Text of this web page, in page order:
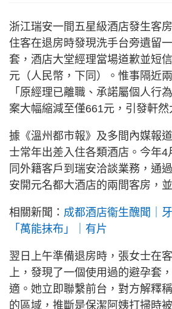
浙江瑞安一間五星級酒店發生客
住客在退房時發現洗手台旁遺留
套，酒店大堂經理當場道歉並短
元（人民幣，下同）。惟事隔近
「原經理已離職、承諾屬個人行
案大幅縮減至僅661元，引發軒然
據《溫州都市報》及多間內媒報
士常年出差入住各類酒店。今年
同外籍客戶到瑞安洽談業務，通
安開元名都大酒店的兩間客房，
相關新聞： 成都酒店衞生醜聞｜
「萬能抹布」｜有片
翌日上午準備退房時，張女士在
上，發現了一個使用過的避孕套
適。她立即聯繫前台，對方解釋
的區域，推斷是保潔阿姨打掃時